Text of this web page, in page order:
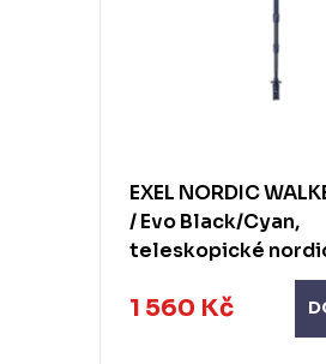
EXEL NORDIC
/ Evo Black/Cyan,
teleskopické
1 560 Kč